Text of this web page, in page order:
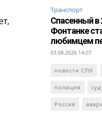
Транспорт
Спасенный в
Фонтанке
любимцем
03.08.2026 14:07
новости СПб
полиция суд
Россия